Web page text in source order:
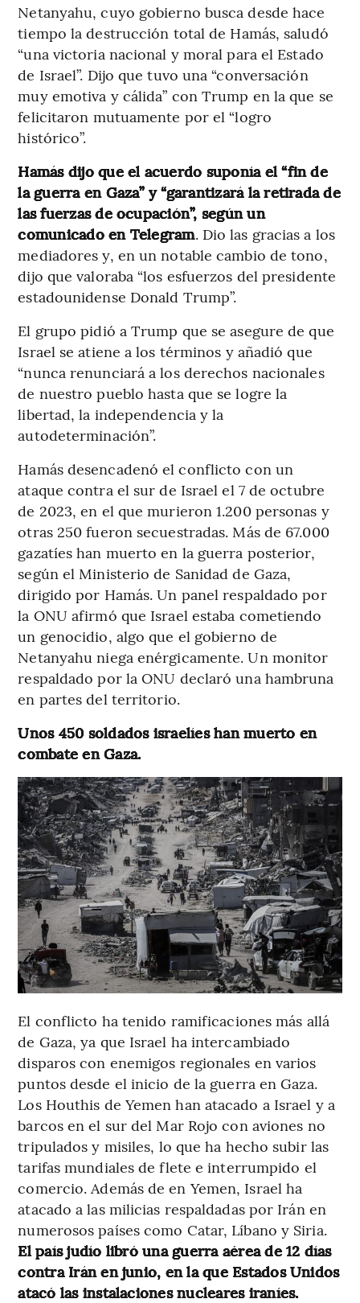
Netanyahu, cuyo gobierno busca desde hace
tiempo la destrucción total de Hamás, saludó
“una victoria nacional y moral para el Estado
de Israel”. Dijo que tuvo una “conversación
muy emotiva y cálida” con Trump en la que se
felicitaron mutuamente por el “logro
histórico”.
Hamás dijo que el acuerdo suponía el “fin de
la guerra en Gaza” y “garantizará la retirada de
las fuerzas de ocupación”, según un
comunicado en Telegram. Dio las gracias a los
mediadores y, en un notable cambio de tono,
dijo que valoraba “los esfuerzos del presidente
estadounidense Donald Trump”.
El grupo pidió a Trump que se asegure de que
Israel se atiene a los términos y añadió que
“nunca renunciará a los derechos nacionales
de nuestro pueblo hasta que se logre la
libertad, la independencia y la
autodeterminación”.
Hamás desencadenó el conflicto con un
ataque contra el sur de Israel el 7 de octubre
de 2023, en el que murieron 1.200 personas y
otras 250 fueron secuestradas. Más de 67.000
gazatíes han muerto en la guerra posterior,
según el Ministerio de Sanidad de Gaza,
dirigido por Hamás. Un panel respaldado por
la ONU afirmó que Israel estaba cometiendo
un genocidio, algo que el gobierno de
Netanyahu niega enérgicamente. Un monitor
respaldado por la ONU declaró una hambruna
en partes del territorio.
Unos 450 soldados israelíes han muerto en
combate en Gaza.
El conflicto ha tenido ramificaciones más allá
de Gaza, ya que Israel ha intercambiado
disparos con enemigos regionales en varios
puntos desde el inicio de la guerra en Gaza.
Los Houthis de Yemen han atacado a Israel y a
barcos en el sur del Mar Rojo con aviones no
tripulados y misiles, lo que ha hecho subir las
tarifas mundiales de flete e interrumpido el
comercio. Además de en Yemen, Israel ha
atacado a las milicias respaldadas por Irán en
numerosos países como Catar, Líbano y Siria.
El país judío libró una guerra aérea de 12 días
contra Irán en junio, en la que Estados Unidos
atacó las instalaciones nucleares iraníes.